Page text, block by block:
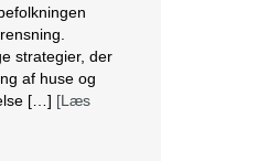
strategier, der
af huse og
[…] [Læs